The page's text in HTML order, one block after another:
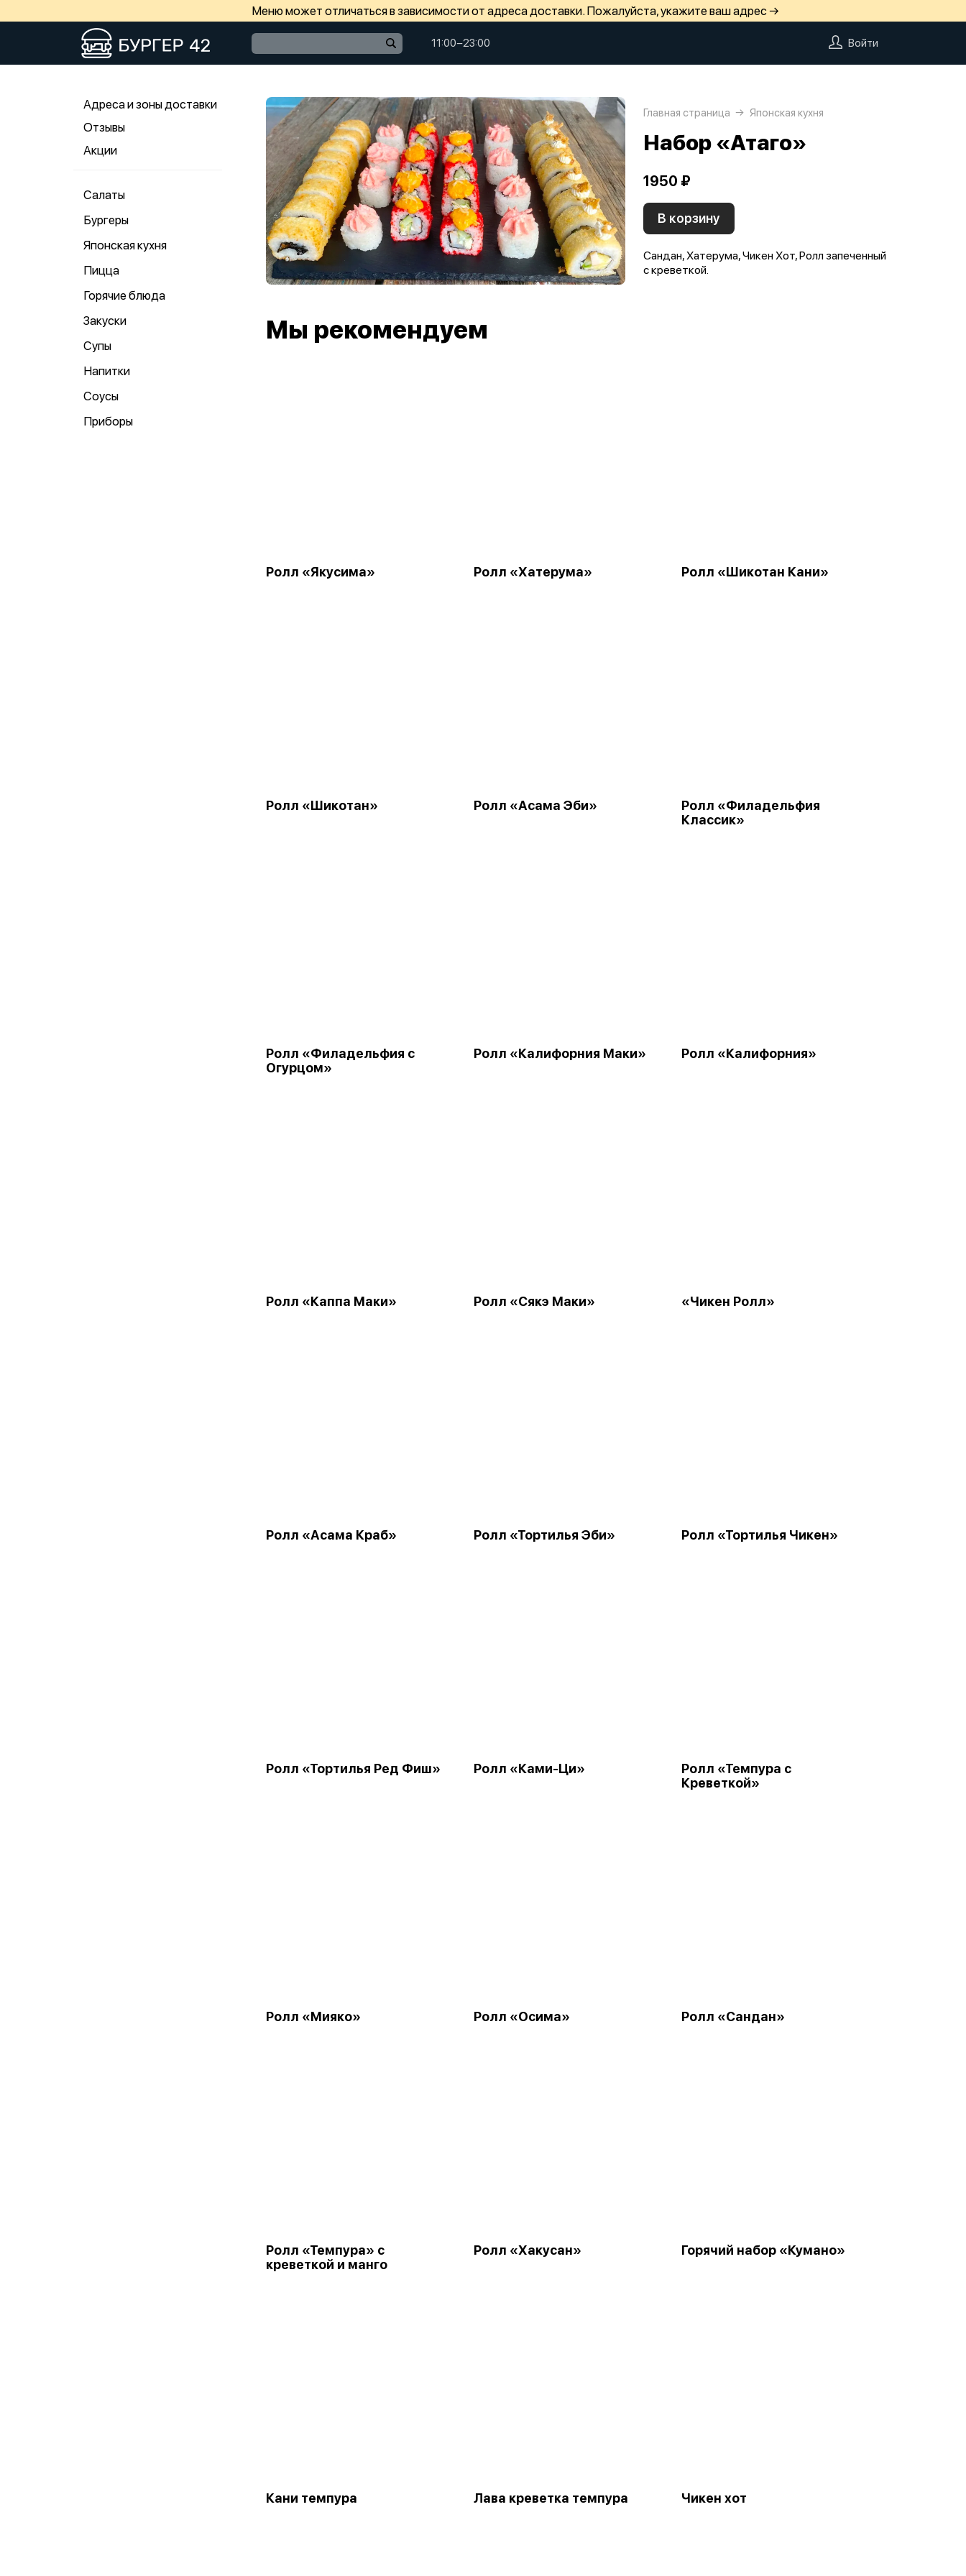
Меню может отличаться в зависимости от адреса доставки. Пожалуйста, укажите ваш адрес →
11:00−23:00 Войти
Адреса и зоны доставки
Отзывы
Акции
Салаты
Бургеры
Японская кухня
Пицца
Горячие блюда
Закуски
Супы
Напитки
Соусы
Приборы
Главная страница Японская кухня
Набор «Атаго»
1950 ₽
В корзину
Сандан, Хатерума, Чикен Хот, Ролл запеченный
с креветкой.
Мы рекомендуем
Ролл «Якусима» Ролл «Хатерума» Ролл «Шикотан Кани»
Ролл «Шикотан» Ролл «Асама Эби»
Ролл «Филадельфия
Классик»
Ролл «Филадельфия с
Огурцом»
Ролл «Калифорния Маки» Ролл «Калифорния»
Ролл «Каппа Маки» Ролл «Сякэ Маки» «Чикен Ролл»
Ролл «Асама Краб» Ролл «Тортилья Эби» Ролл «Тортилья Чикен»
Ролл «Тортилья Ред Фиш» Ролл «Ками-Ци»
Ролл «Темпура с
Креветкой»
Ролл «Мияко» Ролл «Осима» Ролл «Сандан»
Ролл «Темпура» с
креветкой и манго
Ролл «Хакусан» Горячий набор «Кумано»
Кани темпура Лава креветка темпура Чикен хот